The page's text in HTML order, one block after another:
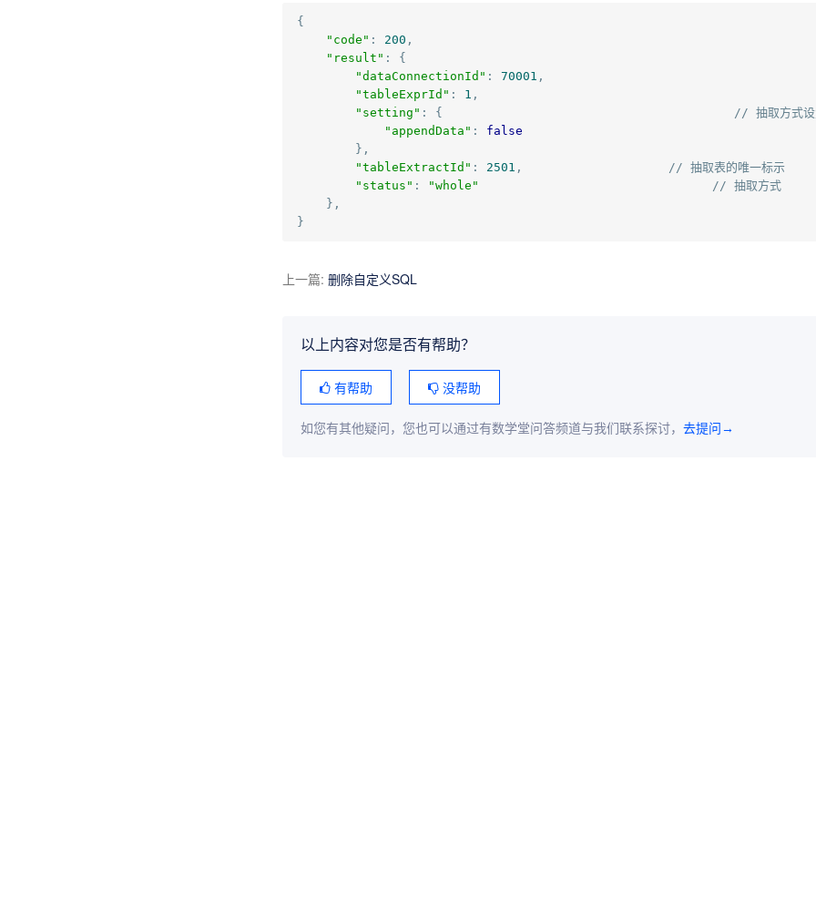
{
"code" : 200 ,
"result" :
{
"dataConnectionId" : 70001 ,
"tableExprId" : 1 ,
"setting" : { // 抽取方式
"appendData" :
false
},
"tableExtractId" : 2501 , // 抽取表的唯一标示
"status" : "whole" // 抽取方式
},
}
上一篇: 删除自定义SQL
以上内容对您是否有帮助？
有帮助 没帮助
如您有其他疑问，您也可以通过有数学堂问答频道与我们联系探讨， 去提问→